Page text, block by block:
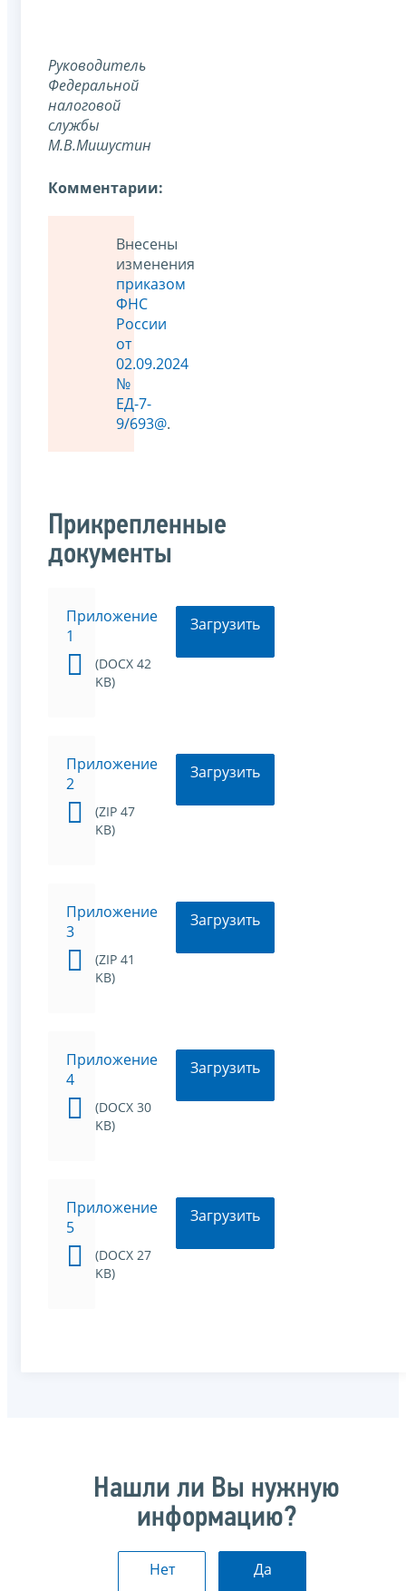
Руководитель
Федеральной
налоговой
службы
М.В.Мишустин
Комментарии:
Внесены
изменения
приказом
ФНС
России
от
02.09.2024
№
ЕД-7-
9/693@.
Прикрепленные
документы
Приложение
1
(DOCX 42
KB)
Загрузить
Приложение
2
(ZIP 47
KB)
Загрузить
Приложение
3
(ZIP 41
KB)
Загрузить
Приложение
4
(DOCX 30
KB)
Загрузить
Приложение
5
(DOCX 27
KB)
Загрузить
Нашли ли Вы нужную
информацию?
Нет Да